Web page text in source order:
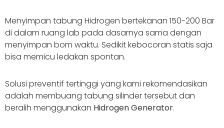
Menyimpan tabung Hidrogen bertekanan 150-200 Bar
di dalam ruang lab pada dasarnya sama dengan
menyimpan bom waktu. Sedikit kebocoran statis saja
bisa memicu ledakan spontan.
Solusi preventif tertinggi yang kami rekomendasikan
adalah membuang tabung silinder tersebut dan
beralih menggunakan Hidrogen Generator.